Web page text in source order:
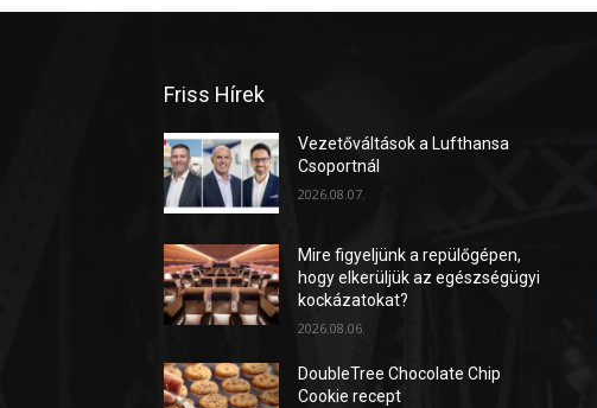
Friss Hírek
Vezetőváltások a Lufthansa
Csoportnál
2026.08.07.
Mire figyeljünk a repülőgépen,
hogy elkerüljük az egészségügyi
kockázatokat?
2026.08.06.
DoubleTree Chocolate Chip
Cookie recept